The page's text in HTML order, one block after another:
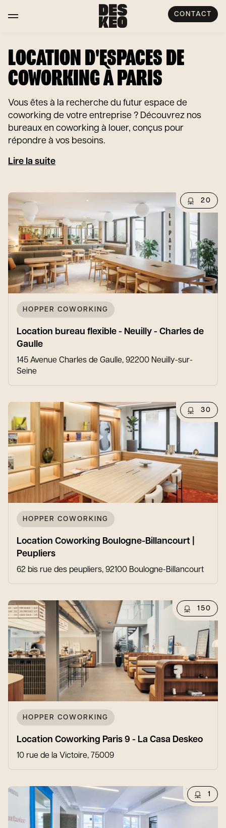
CONTACT
LOCATION D'ESPACES DE
COWORKING À PARIS
Vous êtes à la recherche du futur espace de
coworking de votre entreprise ? Découvrez nos
bureaux en coworking à louer, conçus pour
répondre à vos besoins.
Lire la suite
20
HOPPER COWORKING
Location bureau flexible - Neuilly - Charles de
Gaulle
145 Avenue Charles de Gaulle, 92200 Neuilly-sur-
Seine
30
HOPPER COWORKING
Location Coworking Boulogne-Billancourt |
Peupliers
62 bis rue des peupliers, 92100 Boulogne-Billancourt
150
HOPPER COWORKING
Location Coworking Paris 9 - La Casa Deskeo
10 rue de la Victoire, 75009
1